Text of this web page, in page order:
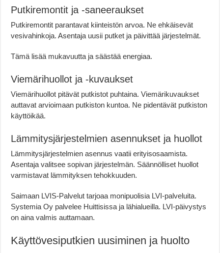
Putkiremontit ja -saneeraukset
Putkiremontit parantavat kiinteistön arvoa. Ne ehkäisevät
vesivahinkoja. Asentaja uusii putket ja päivittää järjestelmät.
Tämä lisää mukavuutta ja säästää energiaa.
Viemärihuollot ja -kuvaukset
Viemärihuollot pitävät putkistot puhtaina. Viemärikuvaukset
auttavat arvioimaan putkiston kuntoa. Ne pidentävät putkiston
käyttöikää.
Lämmitysjärjestelmien asennukset ja huollot
Lämmitysjärjestelmien asennus vaatii erityisosaamista.
Asentaja valitsee sopivan järjestelmän. Säännölliset huollot
varmistavat lämmityksen tehokkuuden.
Saimaan LVIS-Palvelut tarjoaa monipuolisia LVI-palveluita.
Systemia Oy palvelee Huittisissa ja lähialueilla. LVI-päivystys
on aina valmis auttamaan.
Käyttövesiputkien uusiminen ja huolto